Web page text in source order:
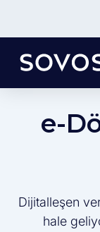
e-
Dijitalleşen
hale